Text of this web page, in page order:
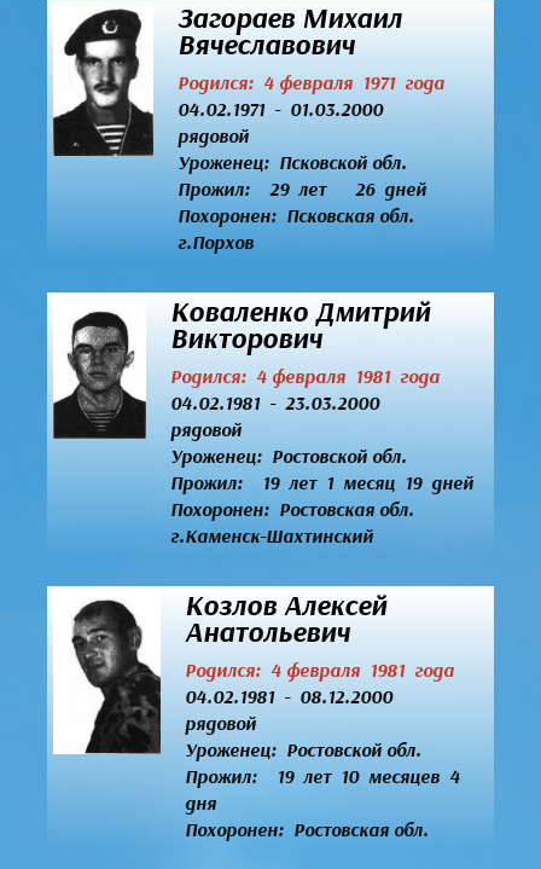
Загораев Михаил
Вячеславович
Родился: 4 февраля 1971 года
04.02.1971 - 01.03.2000
рядовой
Уроженец: Псковской обл.
Прожил: 29 лет 26 дней
Похоронен: Псковская обл.
г.Порхов
Коваленко Дмитрий
Викторович
Родился: 4 февраля 1981 года
04.02.1981 - 23.03.2000
рядовой
Уроженец: Ростовской обл.
Прожил: 19 лет 1 месяц 19 дней
Похоронен: Ростовская обл.
г.Каменск-Шахтинский
Козлов Алексей
Анатольевич
Родился: 4 февраля 1981 года
04.02.1981 - 08.12.2000
рядовой
Уроженец: Ростовской обл.
Прожил: 19 лет 10 месяцев 4
дня
Похоронен: Ростовская обл.